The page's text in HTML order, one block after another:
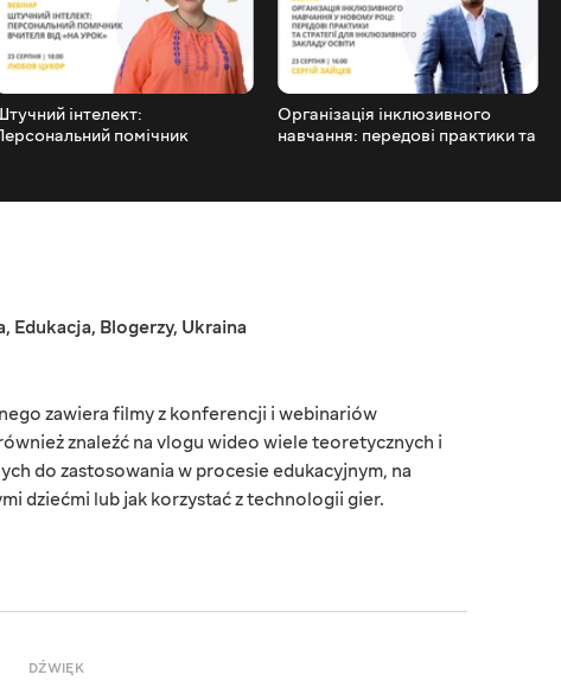
інтелект:
помічник
Організація інклюзивного
навчання: передові практики та
, Edukacja, Blogerzy, Ukraina
zawiera filmy z konferencji i webinariów
znaleźć na vlogu wideo wiele teoretycznych i
do zastosowania w procesie edukacyjnym, na
dziećmi lub jak korzystać z technologii gier.
DŹWIĘK